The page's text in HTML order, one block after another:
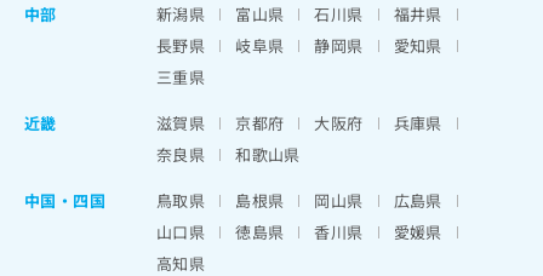
中部
新潟県 富山県 石川県
福井県
長野県
岐阜県 静岡県
愛知県
三重県
近畿
滋賀県 京都府 大阪府
兵庫県
奈良県
和歌山県
中国・四国
鳥取県 島根県 岡山県
広島県
山口県
徳島県 香川県
愛媛県
高知県